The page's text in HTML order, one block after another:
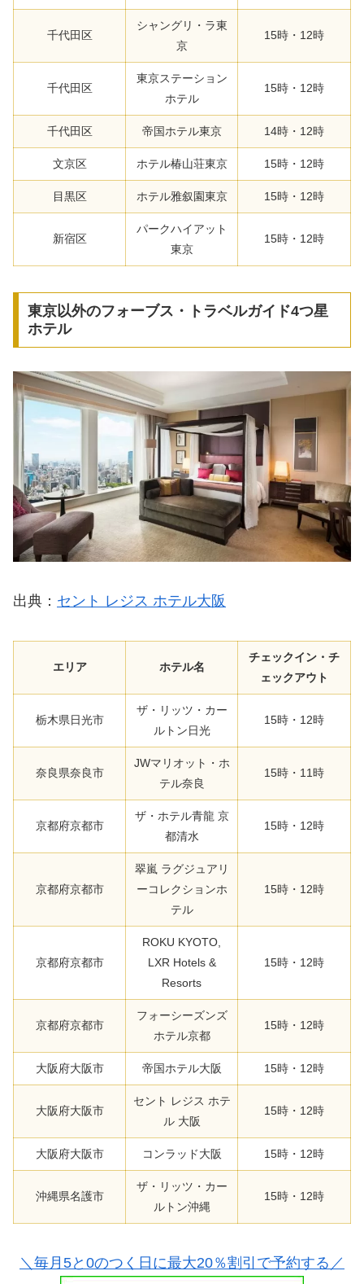
千代田区
シャングリ・ラ東
京
15時・12時
千代田区
東京ステーション
ホテル
15時・12時
千代田区 帝国ホテル東京 14時・12時
文京区 ホテル椿山荘東京 15時・12時
目黒区 ホテル雅叙園東京 15時・12時
新宿区
パークハイアット
東京
15時・12時
東京以外のフォーブス・トラベルガイド4つ星
ホテル
出典： セント レジス ホテル大阪
エリア ホテル名
チェックイン・チ
ェックアウト
栃木県日光市
ザ・リッツ・カー
ルトン日光
15時・12時
奈良県奈良市
JWマリオット・ホ
テル奈良
15時・11時
京都府京都市
ザ・ホテル青龍 京
都清水
15時・12時
京都府京都市
翠嵐 ラグジュアリ
ーコレクションホ
テル
15時・12時
京都府京都市
ROKU KYOTO,
LXR Hotels &
Resorts
15時・12時
京都府京都市
フォーシーズンズ
ホテル京都
15時・12時
大阪府大阪市 帝国ホテル大阪 15時・12時
大阪府大阪市
セント レジス ホテ
ル 大阪
15時・12時
大阪府大阪市 コンラッド大阪 15時・12時
沖縄県名護市
ザ・リッツ・カー
ルトン沖縄
15時・12時
＼毎月5と0のつく日に最大20％割引で予約する／